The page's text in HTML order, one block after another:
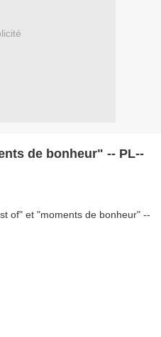
de bonheur" -- PL--